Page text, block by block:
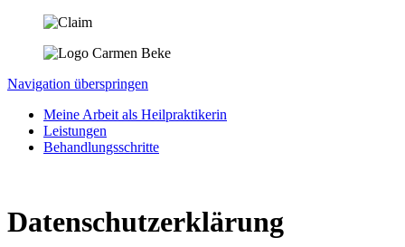
Navigation überspringen
Meine Arbeit als Heilpraktikerin
Leistungen
Behandlungsschritte
Datenschutz­erklärung